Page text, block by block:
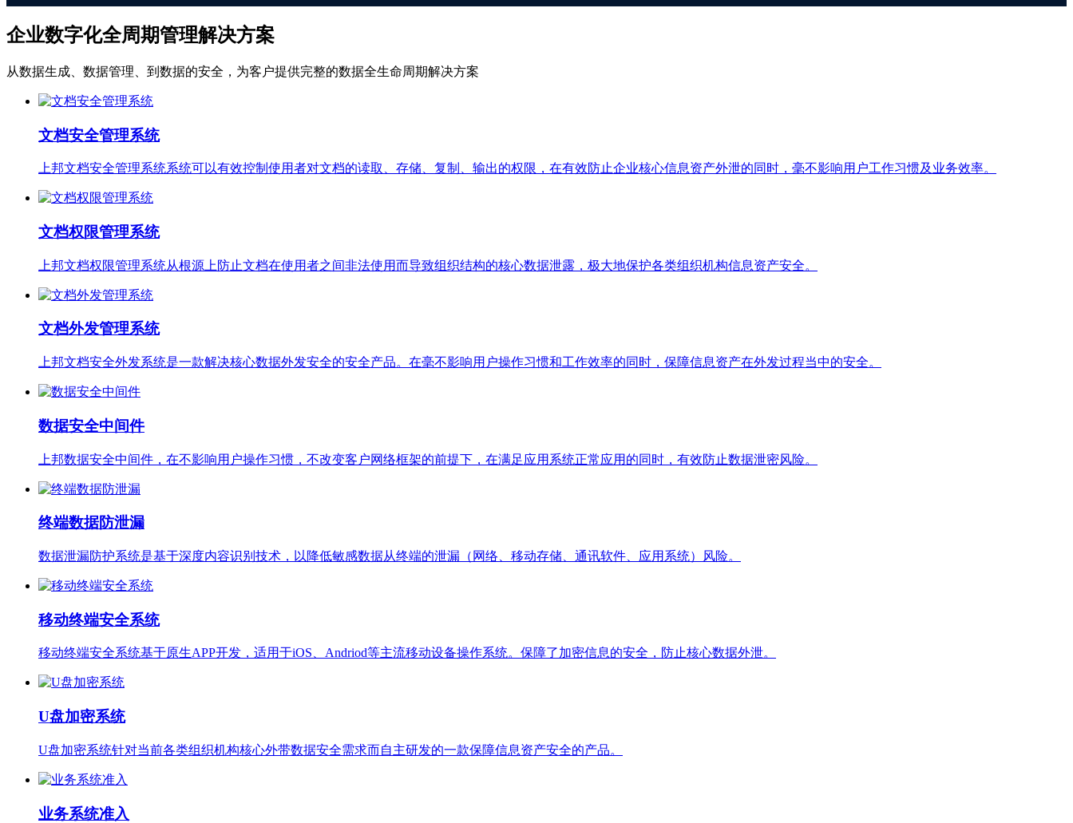
企业数字化全周期管理解决方案
从数据生成、数据管理、到数据的安全，为客户提供完整的数据全生命周期解决方案
文档安全管理系统
上邦文档安全管理系统系统可以有效控制使用者对文档的读取、存储、复制、输出的权限，在有效防止企业核心信息资产外泄的同时，毫不影响用户工作习惯及业务效率。
文档权限管理系统
上邦文档权限管理系统从根源上防止文档在使用者之间非法使用而导致组织结构的核心数据泄露，极大地保护各类组织机构信息资产安全。
文档外发管理系统
上邦文档安全外发系统是一款解决核心数据外发安全的安全产品。在毫不影响用户操作习惯和工作效率的同时，保障信息资产在外发过程当中的安全。
数据安全中间件
上邦数据安全中间件，在不影响用户操作习惯，不改变客户网络框架的前提下，在满足应用系统正常应用的同时，有效防止数据泄密风险。
终端数据防泄漏
数据泄漏防护系统是基于深度内容识别技术，以降低敏感数据从终端的泄漏（网络、移动存储、通讯软件、应用系统）风险。
移动终端安全系统
移动终端安全系统基于原生APP开发，适用于iOS、Andriod等主流移动设备操作系统。保障了加密信息的安全，防止核心数据外泄。
U盘加密系统
U盘加密系统针对当前各类组织机构核心外带数据安全需求而自主研发的一款保障信息资产安全的产品。
业务系统准入